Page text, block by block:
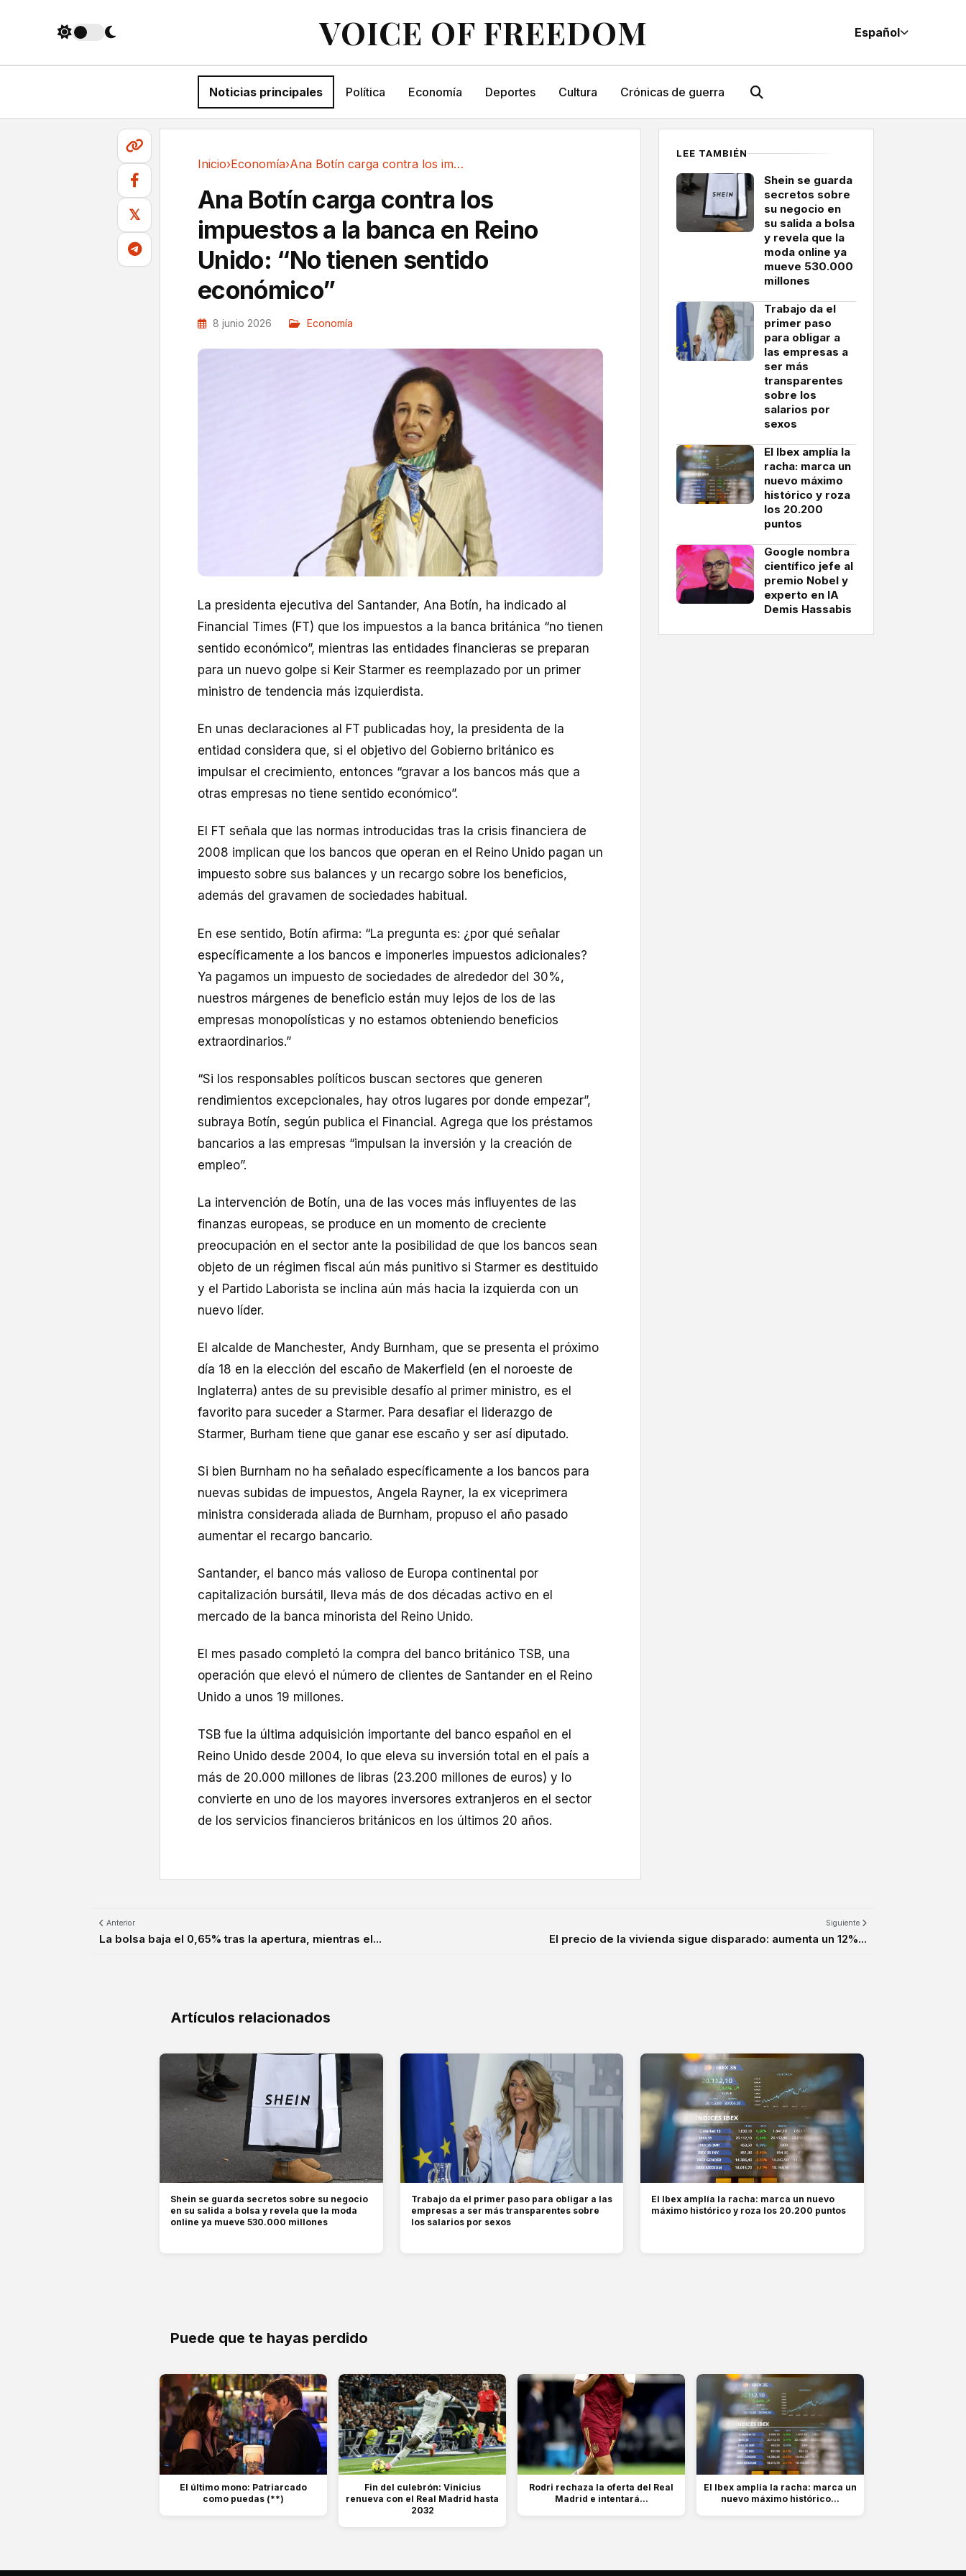
VOICE OF FREEDOM Español
Noticias principales Política Economía Deportes Cultura Crónicas de guerra
𝕏
Inicio›Economía› Ana Botín carga contra los impuestos a la...
Ana Botín carga contra los
impuestos a la banca en Reino
Unido: “No tienen sentido
económico”
8 junio 2026 Economía
La presidenta ejecutiva del Santander, Ana Botín, ha indicado al
Financial Times (FT) que los impuestos a la banca británica “no tienen
sentido económico”, mientras las entidades financieras se preparan
para un nuevo golpe si Keir Starmer es reemplazado por un primer
ministro de tendencia más izquierdista.
En unas declaraciones al FT publicadas hoy, la presidenta de la
entidad considera que, si el objetivo del Gobierno británico es
impulsar el crecimiento, entonces “gravar a los bancos más que a
otras empresas no tiene sentido económico”.
El FT señala que las normas introducidas tras la crisis financiera de
2008 implican que los bancos que operan en el Reino Unido pagan un
impuesto sobre sus balances y un recargo sobre los beneficios,
además del gravamen de sociedades habitual.
En ese sentido, Botín afirma: “La pregunta es: ¿por qué señalar
específicamente a los bancos e imponerles impuestos adicionales?
Ya pagamos un impuesto de sociedades de alrededor del 30%,
nuestros márgenes de beneficio están muy lejos de los de las
empresas monopolísticas y no estamos obteniendo beneficios
extraordinarios.”
“Si los responsables políticos buscan sectores que generen
rendimientos excepcionales, hay otros lugares por donde empezar”,
subraya Botín, según publica el Financial. Agrega que los préstamos
bancarios a las empresas “impulsan la inversión y la creación de
empleo”.
La intervención de Botín, una de las voces más influyentes de las
finanzas europeas, se produce en un momento de creciente
preocupación en el sector ante la posibilidad de que los bancos sean
objeto de un régimen fiscal aún más punitivo si Starmer es destituido
y el Partido Laborista se inclina aún más hacia la izquierda con un
nuevo líder.
El alcalde de Manchester, Andy Burnham, que se presenta el próximo
día 18 en la elección del escaño de Makerfield (en el noroeste de
Inglaterra) antes de su previsible desafío al primer ministro, es el
favorito para suceder a Starmer. Para desafiar el liderazgo de
Starmer, Burham tiene que ganar ese escaño y ser así diputado.
Si bien Burnham no ha señalado específicamente a los bancos para
nuevas subidas de impuestos, Angela Rayner, la ex viceprimera
ministra considerada aliada de Burnham, propuso el año pasado
aumentar el recargo bancario.
Santander, el banco más valioso de Europa continental por
capitalización bursátil, lleva más de dos décadas activo en el
mercado de la banca minorista del Reino Unido.
El mes pasado completó la compra del banco británico TSB, una
operación que elevó el número de clientes de Santander en el Reino
Unido a unos 19 millones.
TSB fue la última adquisición importante del banco español en el
Reino Unido desde 2004, lo que eleva su inversión total en el país a
más de 20.000 millones de libras (23.200 millones de euros) y lo
convierte en uno de los mayores inversores extranjeros en el sector
de los servicios financieros británicos en los últimos 20 años.
LEE TAMBIÉN
Shein se guarda
secretos sobre
su negocio en
su salida a bolsa
y revela que la
moda online ya
mueve 530.000
millones
Trabajo da el
primer paso
para obligar a
las empresas a
ser más
transparentes
sobre los
salarios por
sexos
El Ibex amplía la
racha: marca un
nuevo máximo
histórico y roza
los 20.200
puntos
Google nombra
científico jefe al
premio Nobel y
experto en IA
Demis Hassabis
Anterior
La bolsa baja el 0,65% tras la apertura, mientras el...
Siguiente
El precio de la vivienda sigue disparado: aumenta un 12%...
Artículos relacionados
Shein se guarda secretos sobre su negocio
en su salida a bolsa y revela que la moda
online ya mueve 530.000 millones
Trabajo da el primer paso para obligar a las
empresas a ser más transparentes sobre
los salarios por sexos
El Ibex amplía la racha: marca un nuevo
máximo histórico y roza los 20.200 puntos
Puede que te hayas perdido
El último mono: Patriarcado
como puedas (**)
Fin del culebrón: Vinicius
renueva con el Real Madrid hasta
2032
Rodri rechaza la oferta del Real
Madrid e intentará...
El Ibex amplía la racha: marca un
nuevo máximo histórico...